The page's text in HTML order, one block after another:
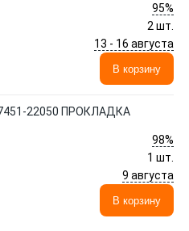
95%
2 шт.
13 - 16 августа
В корзину
22050 ПРОКЛАДКА
98%
1 шт.
9 августа
В корзину